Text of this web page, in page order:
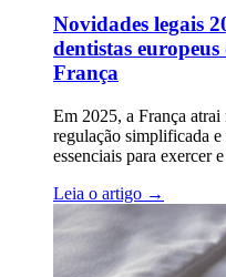
Novidades legais
dentistas
França
Em 2025, a França
regulação simplificada e
essenciais para exercer
Leia o artigo →